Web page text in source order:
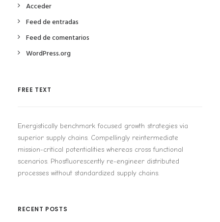
Acceder
Feed de entradas
Feed de comentarios
WordPress.org
FREE TEXT
Energistically benchmark focused growth strategies via
superior supply chains. Compellingly reintermediate
mission-critical potentialities whereas cross functional
scenarios. Phosfluorescently re-engineer distributed
processes without standardized supply chains.
RECENT POSTS